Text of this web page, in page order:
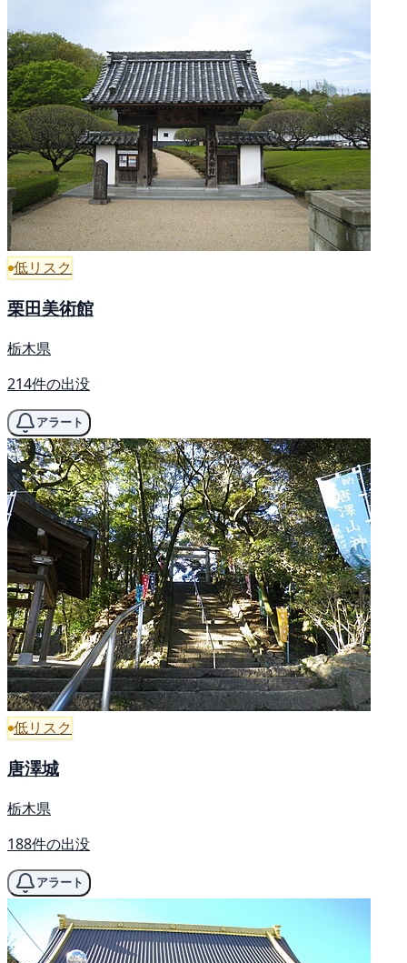
低リスク
栗田美術館
栃木県
214件の出没
アラート
低リスク
唐澤城
栃木県
188件の出没
アラート